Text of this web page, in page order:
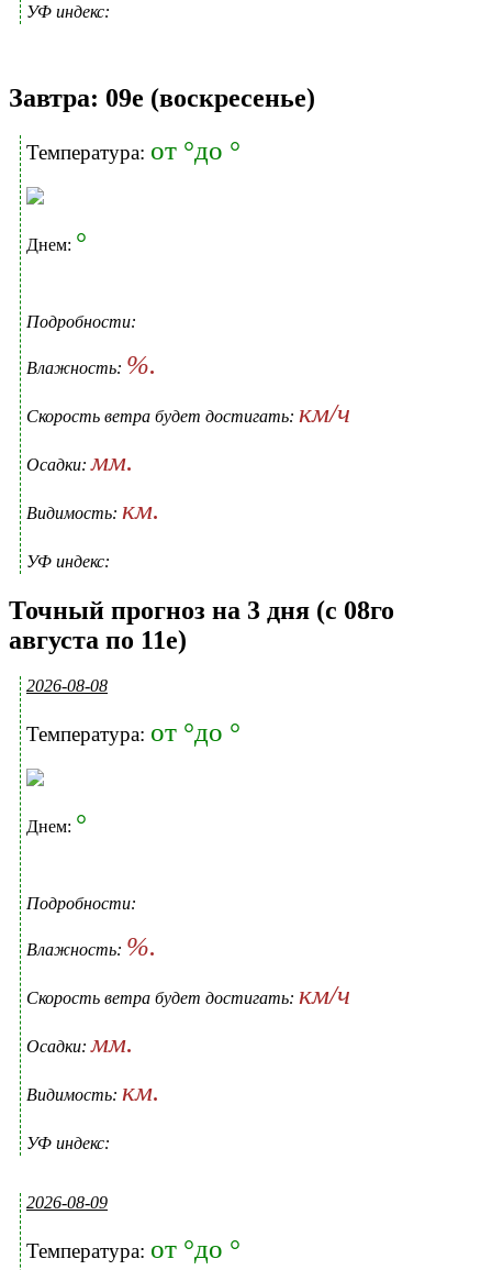
УФ индекс:
Завтра: 09е (воскресенье)
Температура: от °до °
Днем: °
Подробности:
Влажность: %.
Скорость ветра будет достигать: км/ч
Осадки:мм.
Видимость: км.
УФ индекс:
Точный прогноз на 3 дня (с 08го
августа по 11е)
2026-08-08
Температура: от °до °
Днем: °
Подробности:
Влажность: %.
Скорость ветра будет достигать: км/ч
Осадки:мм.
Видимость: км.
УФ индекс:
2026-08-09
Температура: от °до °